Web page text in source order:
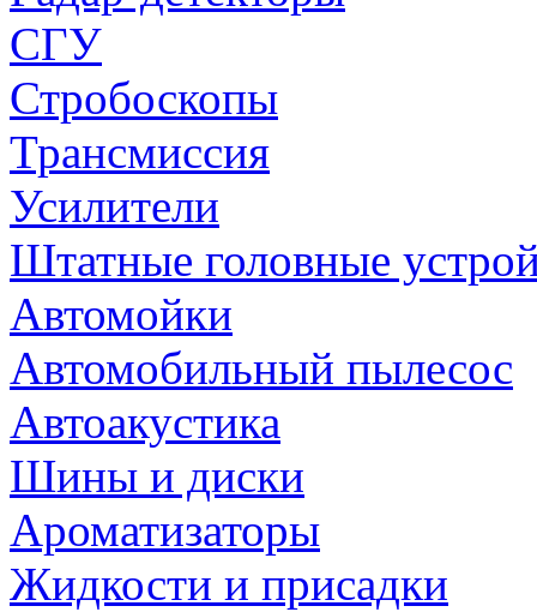
СГУ
Стробоскопы
Трансмиссия
Усилители
Штатные головные
Автомойки
Автомобильный пылесос
Автоакустика
Шины и диски
Ароматизаторы
Жидкости и присадки